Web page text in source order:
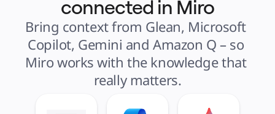
connected in Miro
Bring context from Glean, Microsoft
Copilot, Gemini and Amazon Q – so
Miro works with the knowledge that
really matters.